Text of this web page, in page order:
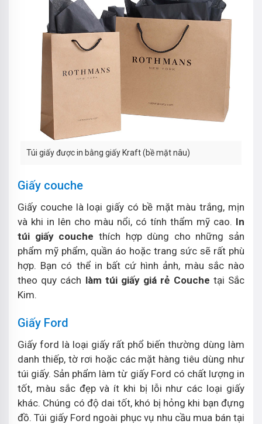
Túi giấy được in bằng giấy Kraft (bề mặt nâu)
Giấy couche
Giấy couche là loại giấy có bề mặt màu trắng, mịn
và khi in lên cho màu nổi, có tính thẩm mỹ cao. In
túi giấy couche thích hợp dùng cho những sản
phẩm mỹ phẩm, quần áo hoặc trang sức sẽ rất phù
hợp. Bạn có thể in bất cứ hình ảnh, màu sắc nào
theo quy cách làm túi giấy giá rẻ Couche tại Sắc
Kim.
Giấy Ford
Giấy ford là loại giấy rất phổ biến thường dùng làm
danh thiếp, tờ rơi hoặc các mặt hàng tiêu dùng như
túi giấy. Sản phẩm làm từ giấy Ford có chất lượng in
tốt, màu sắc đẹp và ít khi bị lỗi như các loại giấy
khác. Chúng có độ dai tốt, khó bị hỏng khi bạn đựng
đồ. Túi giấy Ford ngoài phục vụ nhu cầu mua bán tại